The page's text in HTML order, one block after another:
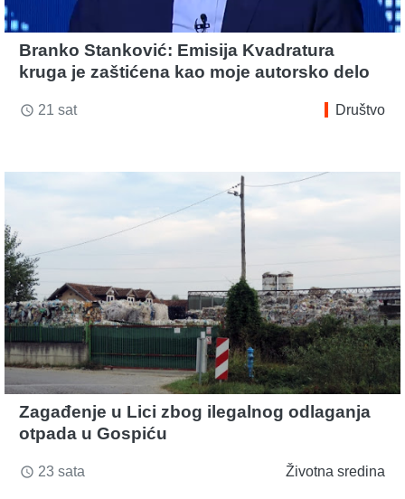
Branko Stanković: Emisija Kvadratura
kruga je zaštićena kao moje autorsko delo
access_time 21 sat Društvo
Zagađenje u Lici zbog ilegalnog odlaganja
otpada u Gospiću
access_time 23 sata Životna sredina